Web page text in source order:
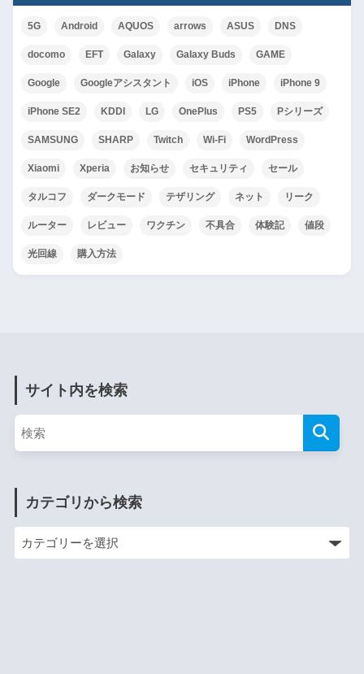
5G Android AQUOS arrows ASUS DNS
docomo EFT Galaxy Galaxy Buds GAME
Google Googleアシスタント iOS iPhone iPhone 9
iPhone SE2 KDDI LG OnePlus PS5 Pシリーズ
SAMSUNG SHARP Twitch Wi-Fi WordPress
Xiaomi Xperia お知らせ セキュリティ セール
タルコフ ダークモード テザリング ネット リーク
ルーター レビュー ワクチン 不具合 体験記 値段
光回線 購入方法
サイト内を検索
カテゴリから検索